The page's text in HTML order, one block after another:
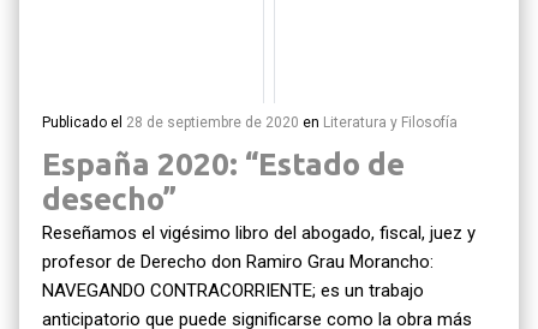
Publicado el 28 de septiembre de 2020 en Literatura y Filosofía
España 2020: “Estado de
desecho”
Reseñamos el vigésimo libro del abogado, fiscal, juez y
profesor de Derecho don Ramiro Grau Morancho:
NAVEGANDO CONTRACORRIENTE; es un trabajo
anticipatorio que puede significarse como la obra más